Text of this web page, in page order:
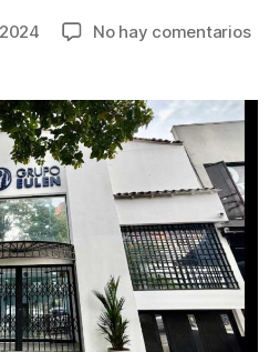
No hay comentariosen